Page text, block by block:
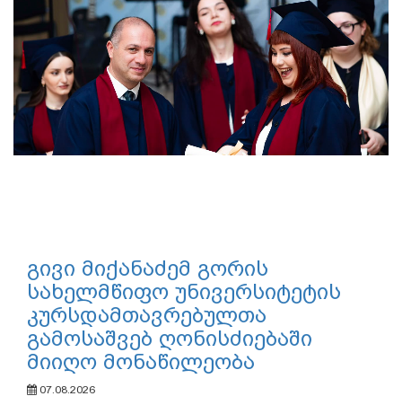
გივი მიქანაძემ გორის
სახელმწიფო უნივერსიტეტის
კურსდამთავრებულთა
გამოსაშვებ ღონისძიებაში
მიიღო მონაწილეობა
07.08.2026